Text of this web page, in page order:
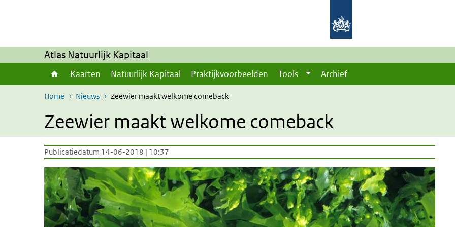
Atlas Natuurlijk Kapitaal
Kaarten Natuurlijk Kapitaal Praktijkvoorbeelden Tools Archief
Home Nieuws Zeewier maakt welkome comeback
Zeewier maakt welkome comeback
Publicatiedatum 14-06-2018 | 10:37